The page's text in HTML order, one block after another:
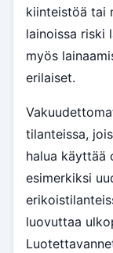
kiinteistöä tai
lainoissa riski
myös
erilaiset.
tilanteissa,
halua käyttää
esimerkiksi
luovuttaa